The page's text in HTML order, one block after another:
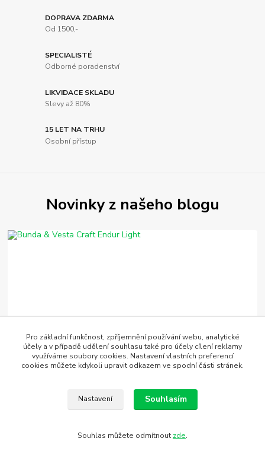
DOPRAVA ZDARMA
Od 1500,-
SPECIALISTÉ
Odborné poradenství
LIKVIDACE SKLADU
Slevy až 80%
15 LET NA TRHU
Osobní přístup
Novinky z našeho blogu
12.05.2026
Bunda & Vesta Craft Endur Light
Znáte to – vyrazíte za sluníčka, ale v polovině švihu se zvedne
Pro základní funkčnost, zpříjemnění používání webu, analytické
účely a v případě udělení souhlasu také pro účely cílení reklamy
využíváme soubory cookies. Nastavení vlastních preferencí
cookies můžete kdykoli upravit odkazem ve spodní části stránek.
Nastavení Souhlasím
Souhlas můžete odmítnout zde.